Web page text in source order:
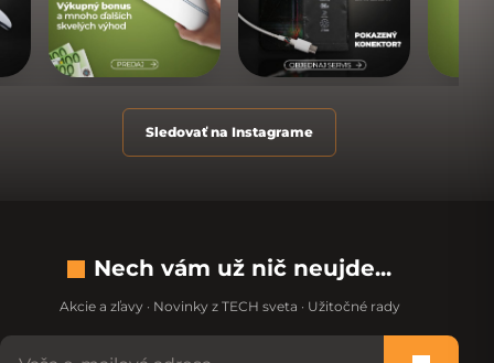
Sledovať na Instagrame
Nech vám už nič neujde...
Akcie a zľavy · Novinky z TECH sveta · Užitočné rady